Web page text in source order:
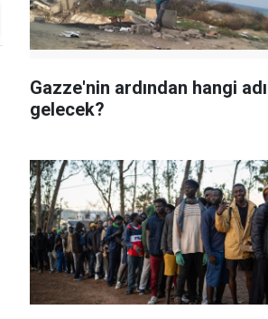
Gazze'nin ardından hangi
gelecek?